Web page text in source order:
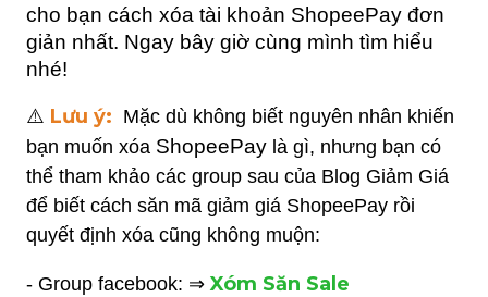
cho bạn cách xóa tài khoản ShopeePay đơn
giản nhất. Ngay bây giờ cùng mình tìm hiểu
nhé!
⚠️ Lưu ý: Mặc dù không biết nguyên nhân khiến
bạn muốn xóa ShopeePay là gì, nhưng bạn có
thể tham khảo các group sau của Blog Giảm Giá
để biết cách săn mã giảm giá ShopeePay rồi
quyết định xóa cũng không muộn:
- Group facebook: ⇒Xóm Săn Sale